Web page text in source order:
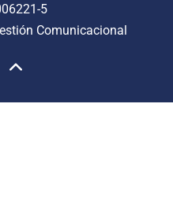
5
Comunicacional